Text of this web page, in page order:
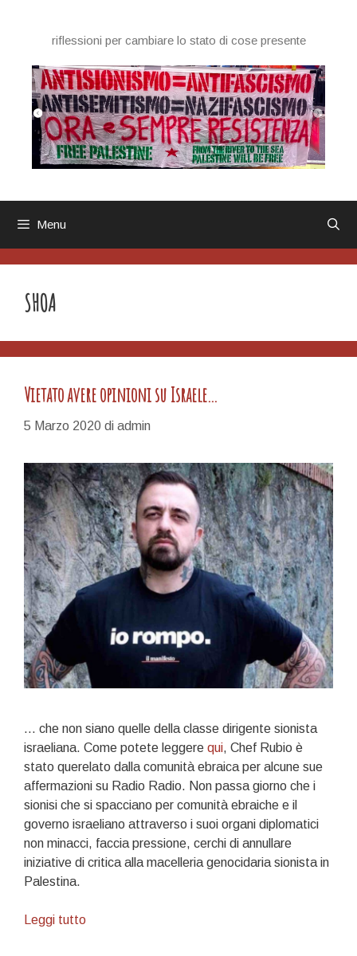
contenutoriflessioni per cambiare lo stato di cose presente
Menu
SHOA
Vietato avere opinioni su Israele…
5 Marzo 2020 di admin
… che non siano quelle della classe dirigente sionista
israeliana. Come potete leggere qui, Chef Rubio è
stato querelato dalla comunità ebraica per alcune sue
affermazioni su Radio Radio. Non passa giorno che i
sionisi che si spacciano per comunità ebraiche e il
governo israeliano attraverso i suoi organi diplomatici
non minacci, faccia pressione, cerchi di annullare
iniziative di critica alla macelleria genocidaria sionista in
Palestina.
Leggi tuttoVietato